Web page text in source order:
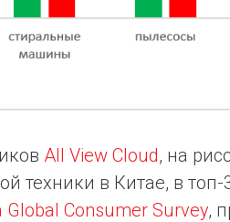
All View Cloud, на
техники в Китае, в
Global Consumer Survey,